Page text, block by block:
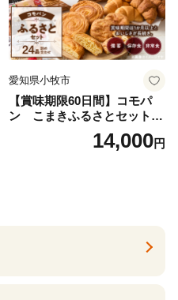
愛知県小牧市
【賞味期限60日間】コモパ
ン こまきふるさとセット
（24個入り）／災害用備蓄
保存食 非常食 防災グッズに
14,000円